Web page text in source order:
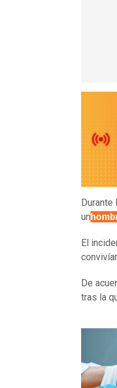
un
El
De
tras la